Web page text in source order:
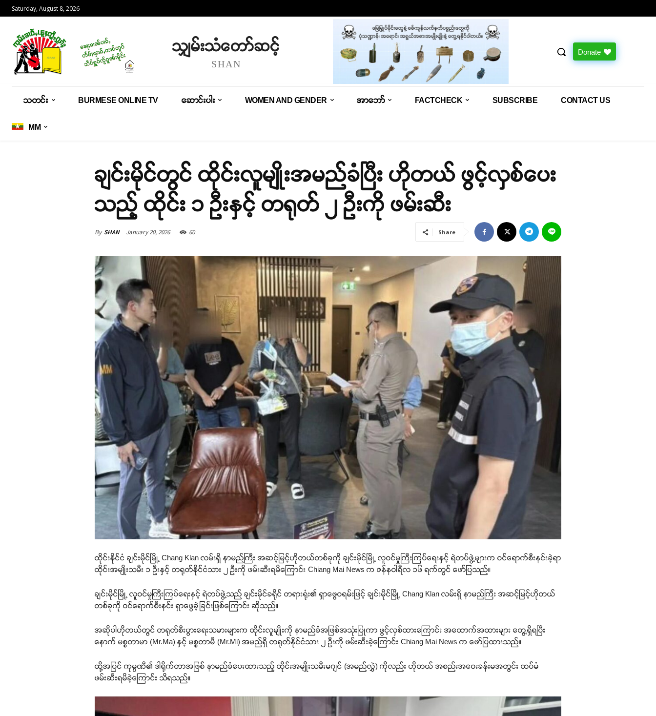
Saturday, August 8, 2026
သျှမ်းသံတော်ဆင့်
SHAN
Donate
သတင်း BURMESE ONLINE TV ဆောင်းပါး WOMEN AND GENDER အာဘော် FACTCHECK SUBSCRIBE CONTACT US
MM
ချင်းမိုင်တွင် ထိုင်းလူမျိုးအမည်ခံပြီး ဟိုတယ် ဖွင့်လှစ်ပေး
သည့် ထိုင်း ၁ ဦးနှင့် တရုတ် ၂ ဦးကို ဖမ်းဆီး
By SHAN January 20, 2026 60 Share
ထိုင်းနိုင်ငံ ချင်းမိုင်မြို့ Chang Klan လမ်းရှိ နာမည်ကြီး အဆင့်မြင့်ဟိုတယ်တစ်ခုကို ချင်းမိုင်မြို့ လူဝင်မှုကြီးကြပ်ရေးနှင့် ရဲတပ်ဖွဲ့များက ဝင်ရောက်စီးနင်းခဲ့ရာ
ထိုင်းအမျိုးသမီး ၁ ဦးနှင့် တရုတ်နိုင်ငံသား ၂ ဦးကို ဖမ်းဆီးရမိကြောင်း Chiang Mai News က ဇန်နဝါရီလ ၁၆ ရက်တွင် ဖော်ပြသည်။
ချင်းမိုင်မြို့ လူဝင်မှုကြီးကြပ်ရေးနှင့် ရဲတပ်ဖွဲ့သည် ချင်းမိုင်ခရိုင် တရားရုံး၏ ရှာဖွေဝရမ်းဖြင့် ချင်းမိုင်မြို့ Chang Klan လမ်းရှိ နာမည်ကြီး အဆင့်မြင့်ဟိုတယ်
တစ်ခုကို ဝင်ရောက်စီးနင်း ရှာဖွေခဲ့ခြင်းဖြစ်ကြောင်း ဆိုသည်။
အဆိုပါဟိုတယ်တွင် တရုတ်စီးပွားရေးသမားများက ထိုင်းလူမျိုးကို နာမည်ခံအဖြစ်အသုံးပြုကာ ဖွင့်လှစ်ထားကြောင်း အထောက်အထားများ တွေ့ရှိရပြီး
နောက် မစ္စတာမာ (Mr.Ma) နှင့် မစ္စတာမီ (Mr.Mi) အမည်ရှိ တရုတ်နိုင်ငံသား ၂ ဦးကို ဖမ်းဆီးခဲ့ကြောင်း Chiang Mai News က ဖော်ပြထားသည်။
ထို့အပြင် ကုမ္ပဏီ၏ ဒါရိုက်တာအဖြစ် နာမည်ခံပေးထားသည့် ထိုင်းအမျိုးသမီးမဂျင် (အမည်လွှဲ) ကိုလည်း ဟိုတယ် အစည်းအဝေးခန်းမအတွင်း ထပ်မံ
ဖမ်းဆီးရမိခဲ့ကြောင်း သိရသည်။